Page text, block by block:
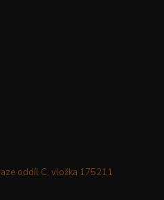
oddíl C, vložka 175211